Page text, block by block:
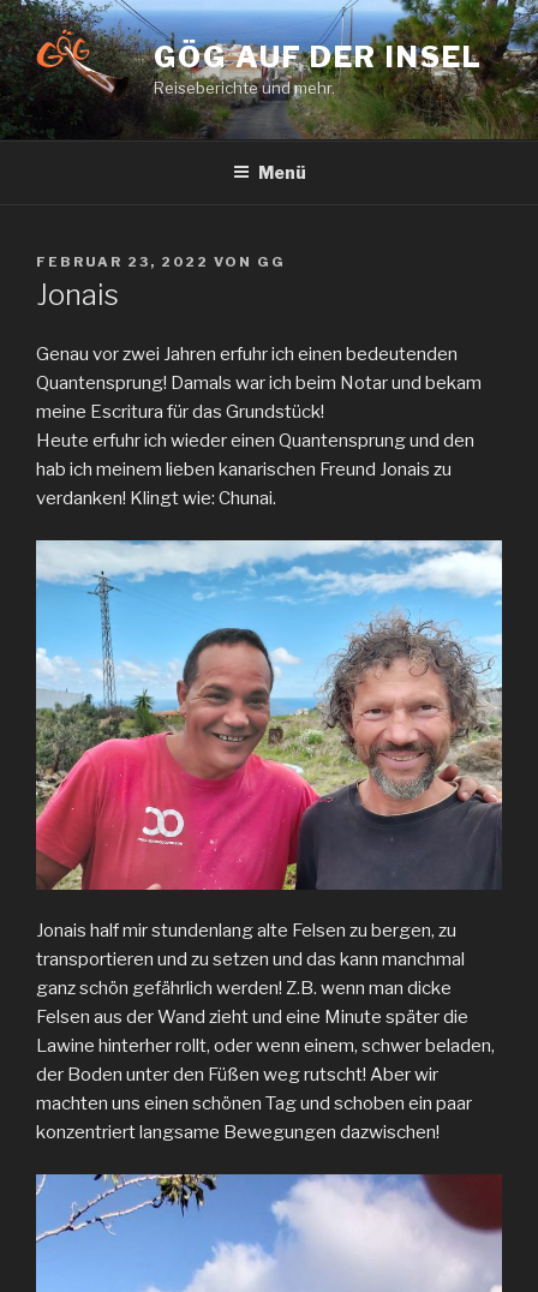
Zum
Inhalt
springen
GÖG AUF DER INSEL
Reiseberichte und mehr.
Menü
VERÖFFENTLICHT
AM
FEBRUAR 23, 2022 VON GG
Jonais
Genau vor zwei Jahren erfuhr ich einen bedeutenden
Quantensprung! Damals war ich beim Notar und bekam
meine Escritura für das Grundstück!
Heute erfuhr ich wieder einen Quantensprung und den
hab ich meinem lieben kanarischen Freund Jonais zu
verdanken! Klingt wie: Chunai.
Jonais half mir stundenlang alte Felsen zu bergen, zu
transportieren und zu setzen und das kann manchmal
ganz schön gefährlich werden! Z.B. wenn man dicke
Felsen aus der Wand zieht und eine Minute später die
Lawine hinterher rollt, oder wenn einem, schwer beladen,
der Boden unter den Füßen weg rutscht! Aber wir
machten uns einen schönen Tag und schoben ein paar
konzentriert langsame Bewegungen dazwischen!